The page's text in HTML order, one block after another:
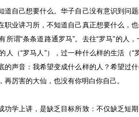
自己想要什么。华子自己没有意识到问题
职业讲习所，不知道自己真正想要什么，
所谓“条条道路通罗马”。去往“罗马”的人
人（“罗马人”），过一种什么样的生活（
的声音：我希望变成什么样的人？希望过
厉害的大仙，也没有你明白你自己。
学上讲，是缺乏目标所致：不仅缺乏短期